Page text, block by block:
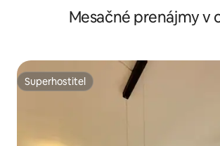
Mesačné prenájmy v
Superhostiteľ
Superhostiteľ